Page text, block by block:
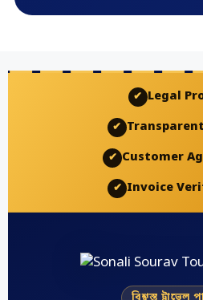
✔ Legal
✔
✔ Customer
✔ Invoice
বিশ্বস্ত ট্রাভেল